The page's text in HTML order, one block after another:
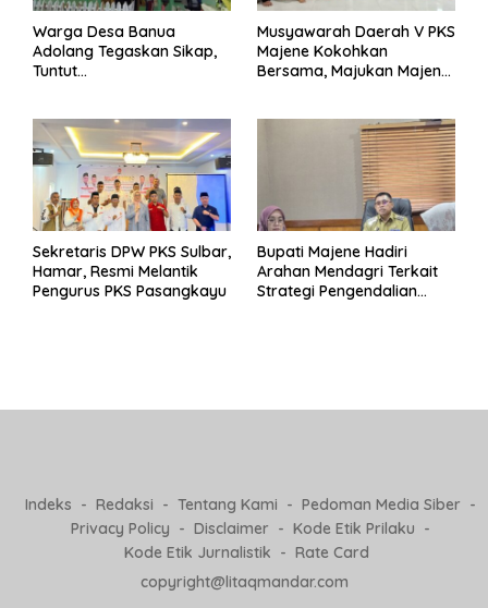
Warga Desa Banua
Adolang Tegaskan Sikap,
Tuntut
Musyawarah Daerah V PKS
Majene Kokohkan
Bersama, Majukan Majene
Sekretaris DPW PKS Sulbar,
Hamar, Resmi Melantik
Pengurus PKS Pasangkayu
Bupati Majene Hadiri
Arahan Mendagri Terkait
Strategi Pengendalian
Indeks Redaksi Tentang Kami
Pedoman Media Siber
Privacy Policy
Disclaimer
Kode Etik Prilaku
Kode Etik Jurnalistik
Rate Card
copyright@litaqmandar.com